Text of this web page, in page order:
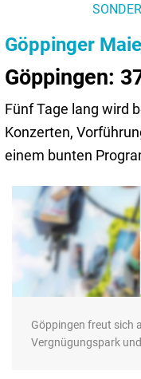
Göppinger
Göppingen:
Fünf Tage lang wird
Konzerten,
einem bunten
Göppingen freut sich
Vergnügungspark